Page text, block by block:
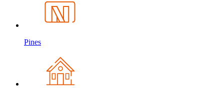
Pines